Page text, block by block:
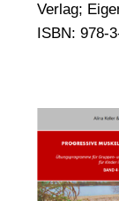
Verlag;
ISBN: 978-